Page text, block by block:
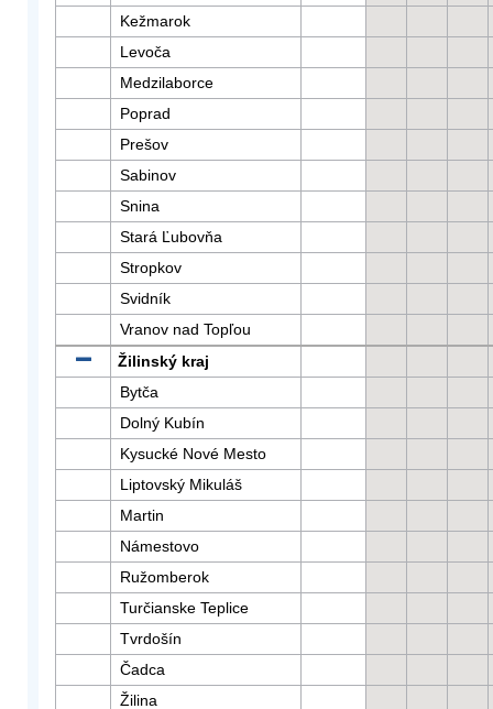
Kežmarok
Levoča
Medzilaborce
Poprad
Prešov
Sabinov
Snina
Stará Ľubovňa
Stropkov
Svidník
Vranov nad Topľou
Žilinský kraj
Bytča
Dolný Kubín
Kysucké Nové Mesto
Liptovský Mikuláš
Martin
Námestovo
Ružomberok
Turčianske Teplice
Tvrdošín
Čadca
Žilina